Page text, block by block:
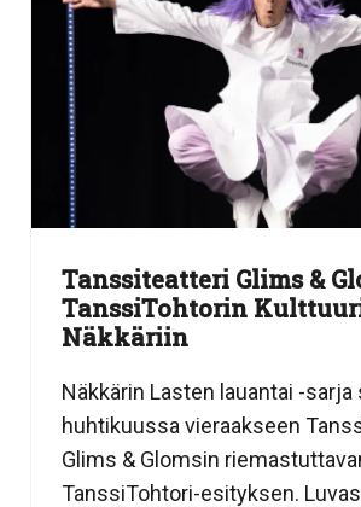
Tanssiteatteri Glims &
TanssiTohtorin
Näkkäriin
Näkkärin Lasten lauantai -sarja
huhtikuussa vieraakseen
Glims & Glomsin
TanssiTohtori-esityksen.